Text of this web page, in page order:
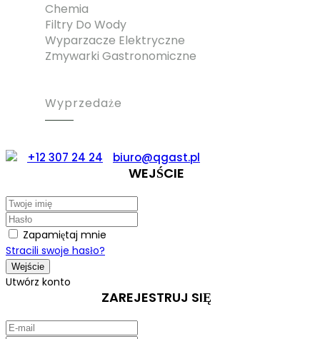
Chemia
Filtry Do Wody
Wyparzacze Elektryczne
Zmywarki Gastronomiczne
Wyprzedaże
+12 307 24 24 biuro@qgast.pl
WEJŚCIE
Zapamiętaj mnie
Stracili swoje hasło?
Utwórz konto
ZAREJESTRUJ SIĘ